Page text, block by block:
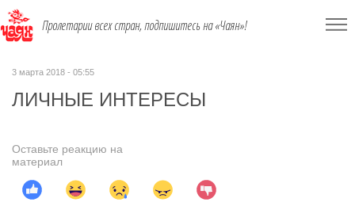
Пролетарии всех стран, подпишитесь на «Чаян»!
3 марта 2018 - 05:55
ЛИЧНЫЕ ИНТЕРЕСЫ
Оставьте реакцию на
материал